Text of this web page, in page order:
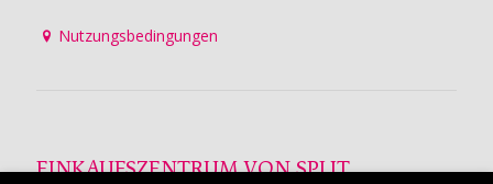
Nutzungsbedingungen
EINKAUFSZENTRUM VON SPLIT